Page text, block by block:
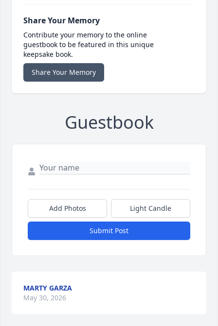
Share Your Memory
Contribute your memory to the online
guestbook to be featured in this unique
keepsake book.
Share Your Memory
Guestbook
Add Photos Light Candle
Submit Post
MARTY GARZA
May 30, 2026